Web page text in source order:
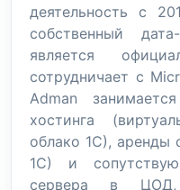
деятельность с
собственный
является
сотрудничает с
Adman
хостинга
облако 1С), аренды
1С) и
сервера в ЦОД,